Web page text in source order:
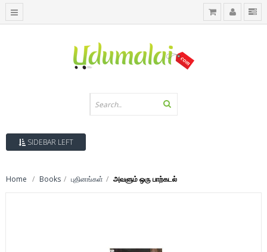
SIDEBAR LEFT
Home Books புதினங்கள் அவளும் ஒரு பாற்கடல்